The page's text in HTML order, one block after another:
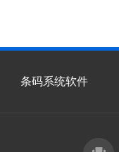
条码系统软件